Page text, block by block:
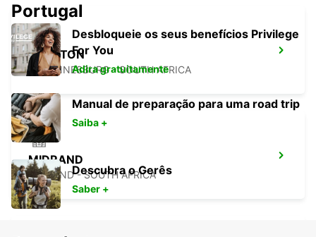
SANDTON
JOHANNESBURG - SOUTH AFRICA
MIDRAND
MIDRAND - SOUTH AFRICA
Portugal
Desbloqueie os seus benefícios Privilege
For You
Adira gratuitamente
Manual de preparação para uma road trip
Saiba +
Descubra o Gerês
Saber +